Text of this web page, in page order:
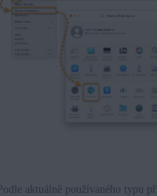
Podle aktuálně používaného typu